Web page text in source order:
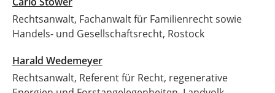
Rechtsanwalt, Fachanwalt für Familienrecht sowie
Handels- und Gesellschaftsrecht, Rostock
Harald Wedemeyer
Rechtsanwalt, Referent für Recht, regenerative